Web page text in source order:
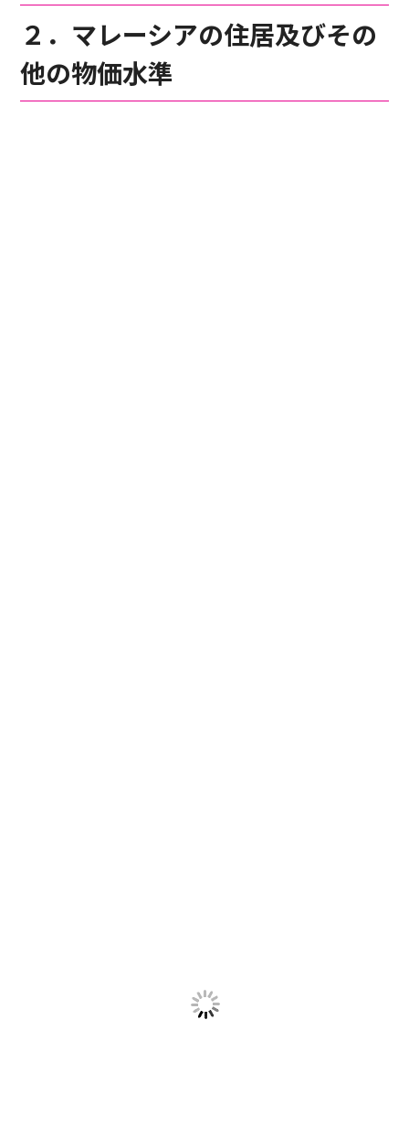
２．マレーシアの住居及びその
他の物価水準